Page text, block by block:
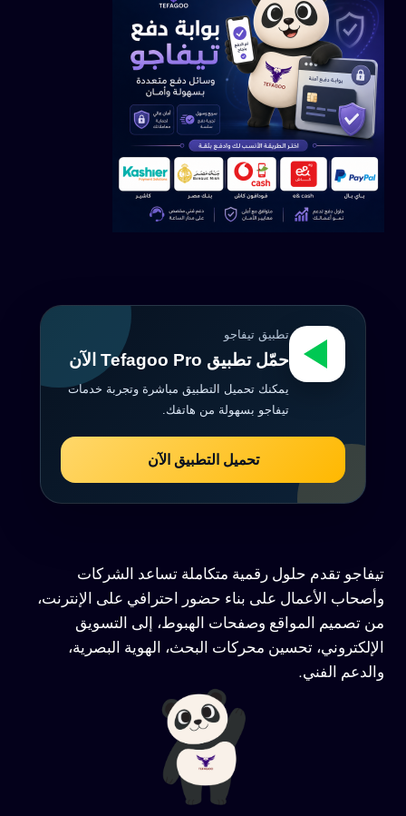
تطبيق تيفاجو
حمّل تطبيق Tefagoo Pro الآن
يمكنك تحميل التطبيق مباشرة وتجربة خدمات
تيفاجو بسهولة من هاتفك.
تحميل التطبيق الآن
تيفاجو تقدم حلول رقمية متكاملة تساعد الشركات
وأصحاب الأعمال على بناء حضور احترافي على الإنترنت،
من تصميم المواقع وصفحات الهبوط، إلى التسويق
الإلكتروني، تحسين محركات البحث، الهوية البصرية،
والدعم الفني.